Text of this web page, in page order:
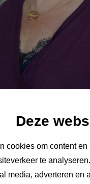
Deze
cookies om content
te
media, adverteren en
geïnteresseerd en
worden